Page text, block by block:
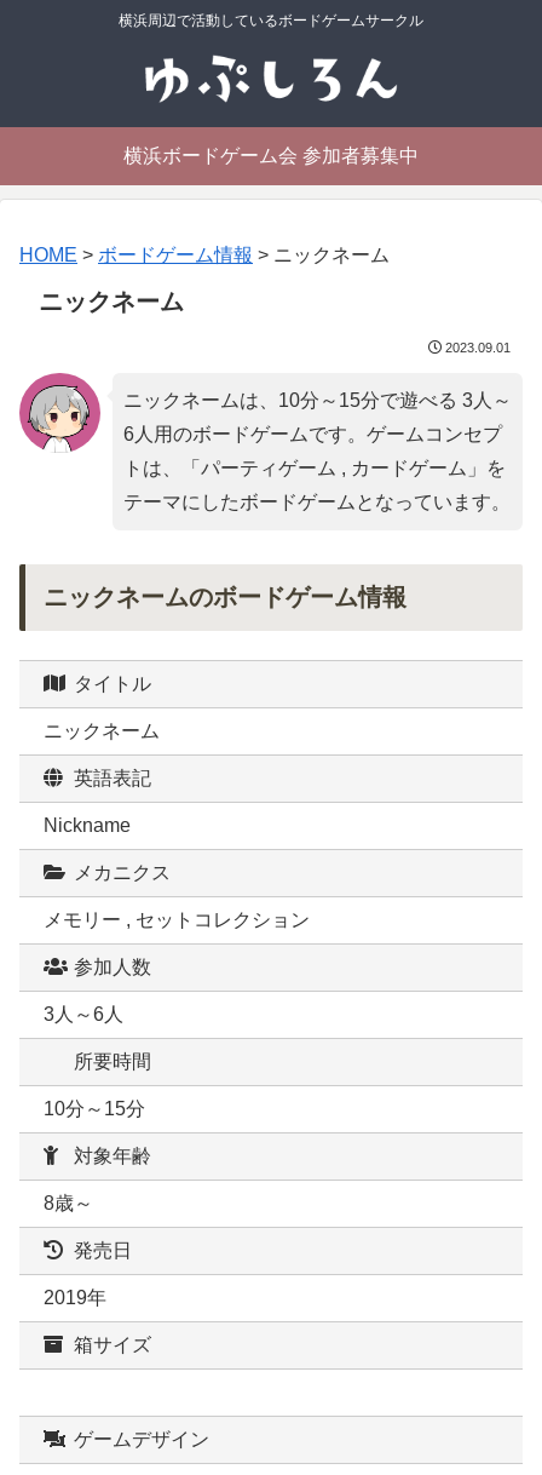
横浜周辺で活動しているボードゲームサークル
横浜ボードゲーム会 参加者募集中
HOME > ボードゲーム情報 > ニックネーム
ニックネーム
2023.09.01
ニックネームは、10分～15分で遊べる 3人～
6人用のボードゲームです。ゲームコンセプ
トは、「 パーティゲーム , カードゲーム 」を
テーマにしたボードゲームとなっています。
ニックネームのボードゲーム情報
タイトル
ニックネーム
英語表記
Nickname
メカニクス
メモリー , セットコレクション
参加人数
3人～6人
所要時間
10分～15分
対象年齢
8歳～
発売日
2019年
箱サイズ
ゲームデザイン